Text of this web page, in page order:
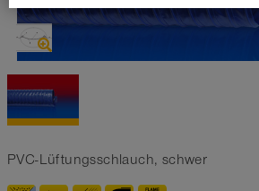
PVC-Lüftungsschlauch, schwer